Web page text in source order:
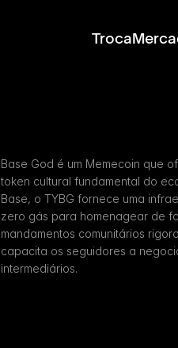
Troca
Base God é um Memecoin que
token cultural fundamental do
Base, o TYBG fornece uma
zero gás para homenagear de
mandamentos comunitários
capacita os seguidores a
intermediários.